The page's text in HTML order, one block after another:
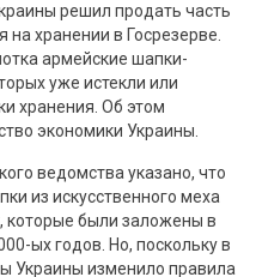
решил продать часть
хранении в Госрезерве.
армейские шапки-
уже истекли или
хранения. Об этом
экономики Украины.
ведомства указано, что
из искусственного меха
которые были заложены в
ых годов. Но, поскольку в
Украины изменило правила